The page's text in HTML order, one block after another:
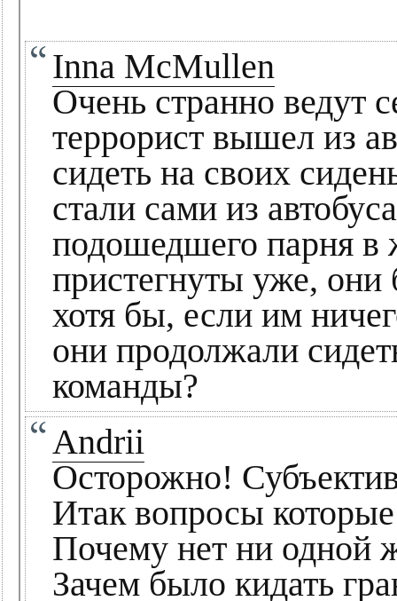
Inna McMullen
Очень странно ведут
террорист вышел из
сидеть на своих
стали сами из
подошедшего парня в
пристегнуты уже, они
хотя бы, если им
они продолжали
команды?
Andrii
Осторожно!
Итак вопросы
Почему нет ни одной
Зачем было кидать